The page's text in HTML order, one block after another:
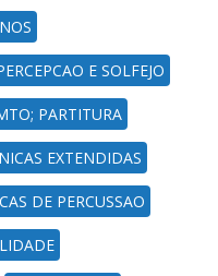
E SOLFEJO
PARTITURA
EXTENDIDAS
DE PERCUSSAO